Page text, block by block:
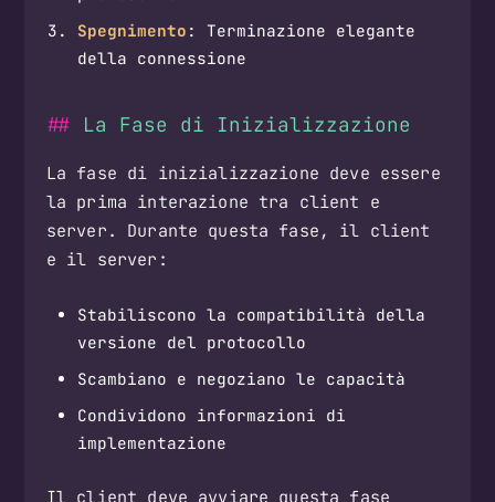
Spegnimento : Terminazione elegante
della connessione
La Fase di Inizializzazione
La fase di inizializzazione deve essere
la prima interazione tra client e
server. Durante questa fase, il client
e il server:
Stabiliscono la compatibilità della
versione del protocollo
Scambiano e negoziano le capacità
Condividono informazioni di
implementazione